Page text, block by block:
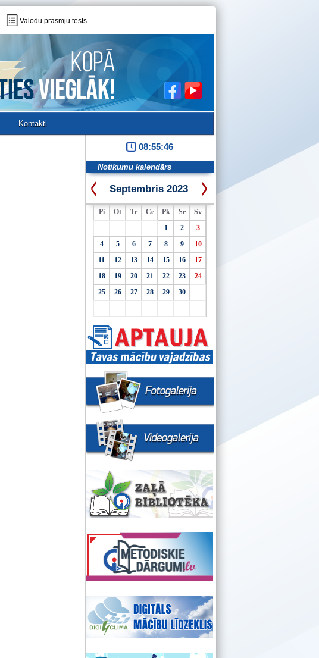
Valodu prasmju tests
Kontakti
08:55:46
Notikumu kalendārs
Septembris 2023
Pi Ot Tr Ce Pk Se
Sv
1
2
3
4
5 6 7 8 9
10
11
12 13 14 15 16
17
18
19 20 21 22 23
24
25
26 27 28 29 30